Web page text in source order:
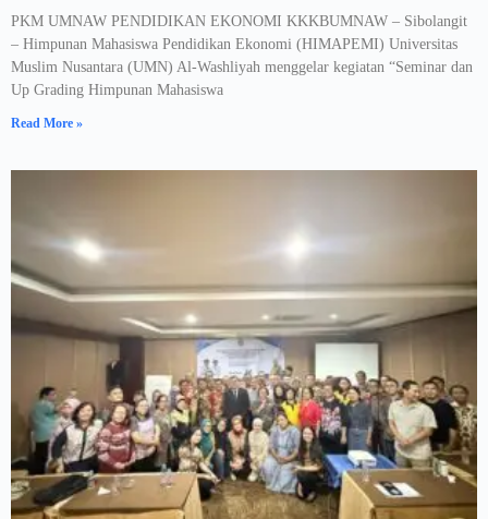
PKM UMNAW PENDIDIKAN EKONOMI KKKBUMNAW – Sibolangit
– Himpunan Mahasiswa Pendidikan Ekonomi (HIMAPEMI) Universitas
Muslim Nusantara (UMN) Al-Washliyah menggelar kegiatan “Seminar dan
Up Grading Himpunan Mahasiswa
Read More »